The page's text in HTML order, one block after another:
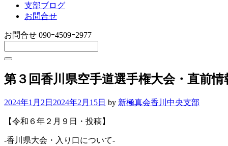
支部ブログ
お問合せ
お問合せ 090ｰ4509ｰ2977
第３回香川県空手道選手権大会・直前情
2024年1月2日 2024年2月15日 by 新極真会香川中央支部
【令和６年２月９日・投稿】
-香川県大会・入り口について-